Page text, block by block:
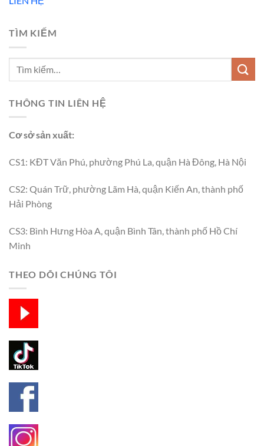
TÌM KIẾM
THÔNG TIN LIÊN HỆ
Cơ sở sản xuất:
CS1: KĐT Văn Phú, phường Phú La, quận Hà Đông, Hà Nội
CS2: Quán Trữ, phường Lãm Hà, quận Kiến An, thành phố
Hải Phòng
CS3: Bình Hưng Hòa A, quận Bình Tân, thành phố Hồ Chí
Minh
THEO DÕI CHÚNG TÔI